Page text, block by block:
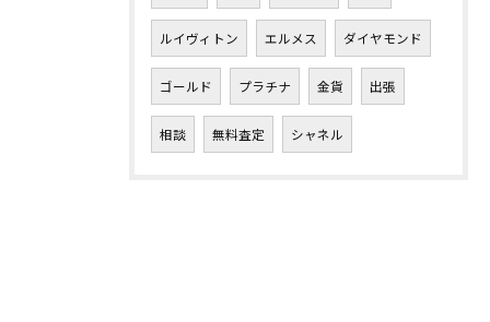
ルイヴィトン エルメス ダイヤモンド
ゴールド プラチナ 金貨 出張
相談 無料査定 シャネル